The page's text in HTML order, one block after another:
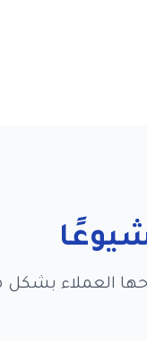
شيوعًا
العملاء بشكل